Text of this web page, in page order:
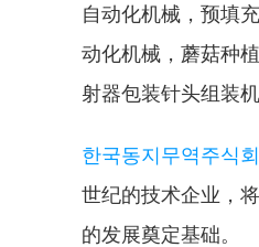
自动化机械，预填
动化机械，蘑菇种
射器包装针头组装机
한국동지무역주식
世纪的技术企业，
的发展奠定基础。